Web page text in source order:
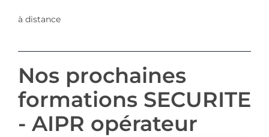
à distance
Nos prochaines
formations SECURITE
- AIPR opérateur